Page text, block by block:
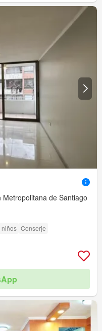
de Santiago
niños Conserje